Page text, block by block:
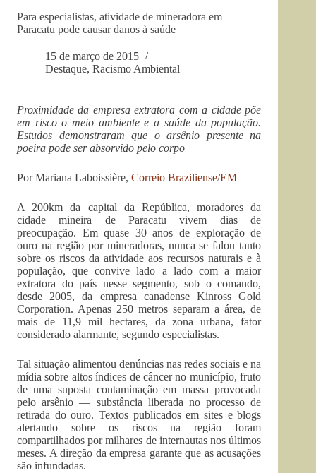
Para especialistas, atividade de mineradora em
Paracatu pode causar danos à saúde
15 de março de 2015
Destaque, Racismo Ambiental
Proximidade da empresa extratora com a cidade põe
em risco o meio ambiente e a saúde da população.
Estudos demonstraram que o arsênio presente na
poeira pode ser absorvido pelo corpo
Por Mariana Laboissière, Correio Braziliense/EM
A 200km da capital da República, moradores da
cidade mineira de Paracatu vivem dias de
preocupação. Em quase 30 anos de exploração de
ouro na região por mineradoras, nunca se falou tanto
sobre os riscos da atividade aos recursos naturais e à
população, que convive lado a lado com a maior
extratora do país nesse segmento, sob o comando,
desde 2005, da empresa canadense Kinross Gold
Corporation. Apenas 250 metros separam a área, de
mais de 11,9 mil hectares, da zona urbana, fator
considerado alarmante, segundo especialistas.
Tal situação alimentou denúncias nas redes sociais e na
mídia sobre altos índices de câncer no município, fruto
de uma suposta contaminação em massa provocada
pelo arsênio — substância liberada no processo de
retirada do ouro. Textos publicados em sites e blogs
alertando sobre os riscos na região foram
compartilhados por milhares de internautas nos últimos
meses. A direção da empresa garante que as acusações
são infundadas.